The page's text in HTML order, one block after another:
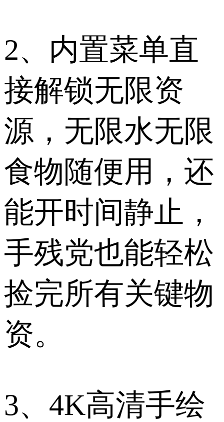
2、内置菜单直
接解锁无限资
源，无限水无限
食物随便用，还
能开时间静止，
手残党也能轻松
捡完所有关键物
资。
3、4K高清手绘